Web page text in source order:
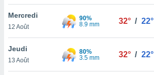
ainsi
un
la
du
Mercredi
12 Août
90%
8.9 mm
32° / 22°
Jeudi
13 Août
80%
3.5 mm
32° / 22°